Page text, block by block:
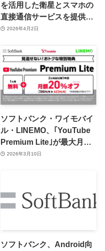
を活用した衛星とスマホの
直接通信サービスを提供へ
ｰ 提供開始日などは後日案
2026年4月2日
ソフトバンク・ワイモバイ
ル・LINEMO、｢YouTube
Premium Lite｣が最大月額
20％オフになるキャンペー
2026年3月10日
ソフトバンク、Android向